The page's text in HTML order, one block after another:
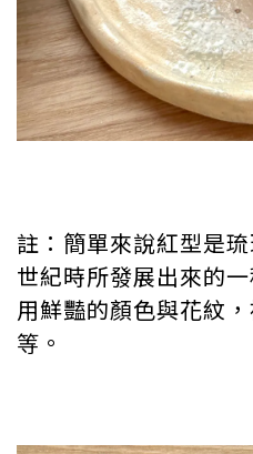
註：簡單來說紅型是
世紀時所發展出來的
用鮮豔的顏色與花紋
等。